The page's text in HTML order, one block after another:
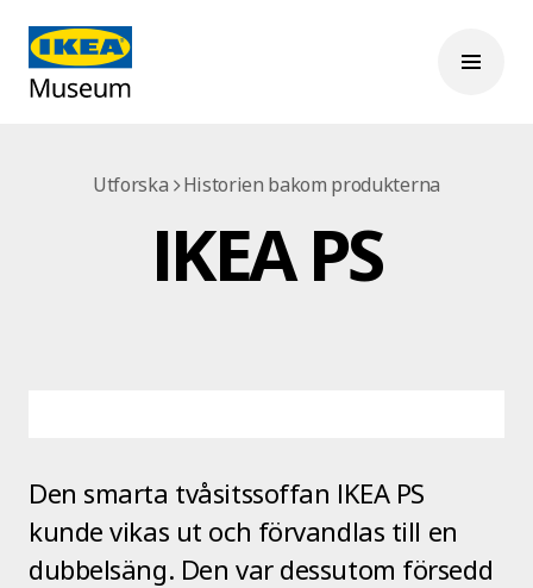
Utforska Historien bakom produkterna
IKEA PS
Den smarta tvåsitssoffan IKEA PS
kunde vikas ut och förvandlas till en
dubbelsäng. Den var dessutom försedd